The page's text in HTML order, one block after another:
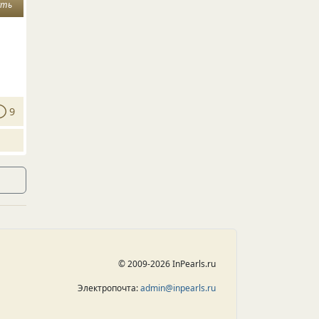
9
© 2009-2026 InPearls.ru
Электропочта:admin@inpearls.ru